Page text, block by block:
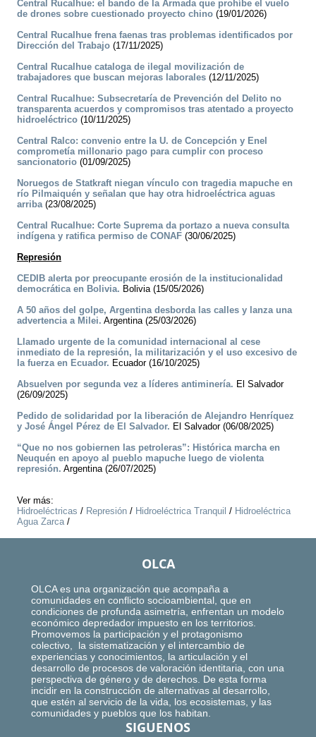
Central Rucalhue: el bando de la Armada que prohíbe el vuelo
de drones sobre cuestionado proyecto chino (19/01/2026)
Central Rucalhue frena faenas tras problemas identificados por
Dirección del Trabajo (17/11/2025)
Central Rucalhue cataloga de ilegal movilización de
trabajadores que buscan mejoras laborales (12/11/2025)
Central Rucalhue: Subsecretaría de Prevención del Delito no
transparenta acuerdos y compromisos tras atentado a proyecto
hidroeléctrico (10/11/2025)
Central Ralco: convenio entre la U. de Concepción y Enel
comprometía millonario pago para cumplir con proceso
sancionatorio (01/09/2025)
Noruegos de Statkraft niegan vínculo con tragedia mapuche en
río Pilmaiquén y señalan que hay otra hidroeléctrica aguas
arriba(23/08/2025)
Central Rucalhue: Corte Suprema da portazo a nueva consulta
indígena y ratifica permiso de CONAF (30/06/2025)
Represión
CEDIB alerta por preocupante erosión de la institucionalidad
democrática en Bolivia. Bolivia (15/05/2026)
A 50 años del golpe, Argentina desborda las calles y lanza una
advertencia a Milei. Argentina (25/03/2026)
Llamado urgente de la comunidad internacional al cese
inmediato de la represión, la militarización y el uso excesivo de
la fuerza en Ecuador. Ecuador (16/10/2025)
Absuelven por segunda vez a líderes antiminería. El Salvador
(26/09/2025)
Pedido de solidaridad por la liberación de Alejandro Henríquez
y José Ángel Pérez de El Salvador. El Salvador (06/08/2025)
“Que no nos gobiernen las petroleras”: Histórica marcha en
Neuquén en apoyo al pueblo mapuche luego de violenta
represión. Argentina (26/07/2025)
Ver más:
Hidroeléctricas / Represión / Hidroeléctrica Tranquil / Hidroeléctrica
Agua Zarca/
OLCA
OLCA es una organización que acompaña a
comunidades en conflicto socioambiental, que en
condiciones de profunda asimetría, enfrentan un modelo
económico depredador impuesto en los territorios.
Promovemos la participación y el protagonismo
colectivo, la sistematización y el intercambio de
experiencias y conocimientos, la articulación y el
desarrollo de procesos de valoración identitaria, con una
perspectiva de género y de derechos. De esta forma
incidir en la construcción de alternativas al desarrollo,
que estén al servicio de la vida, los ecosistemas, y las
comunidades y pueblos que los habitan.
SIGUENOS